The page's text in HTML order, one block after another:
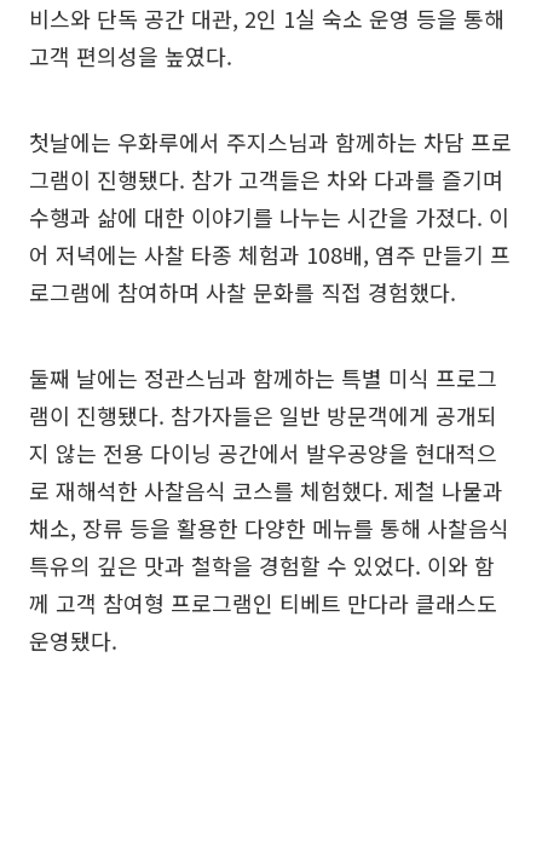
비스와 단독 공간 대관, 2인 1실 숙소 운영 등을 통해
고객 편의성을 높였다.
첫날에는 우화루에서 주지스님과 함께하는 차담 프로
그램이 진행됐다. 참가 고객들은 차와 다과를 즐기며
수행과 삶에 대한 이야기를 나누는 시간을 가졌다. 이
어 저녁에는 사찰 타종 체험과 108배, 염주 만들기 프
로그램에 참여하며 사찰 문화를 직접 경험했다.
둘째 날에는 정관스님과 함께하는 특별 미식 프로그
램이 진행됐다. 참가자들은 일반 방문객에게 공개되
지 않는 전용 다이닝 공간에서 발우공양을 현대적으
로 재해석한 사찰음식 코스를 체험했다. 제철 나물과
채소, 장류 등을 활용한 다양한 메뉴를 통해 사찰음식
특유의 깊은 맛과 철학을 경험할 수 있었다. 이와 함
께 고객 참여형 프로그램인 티베트 만다라 클래스도
운영됐다.